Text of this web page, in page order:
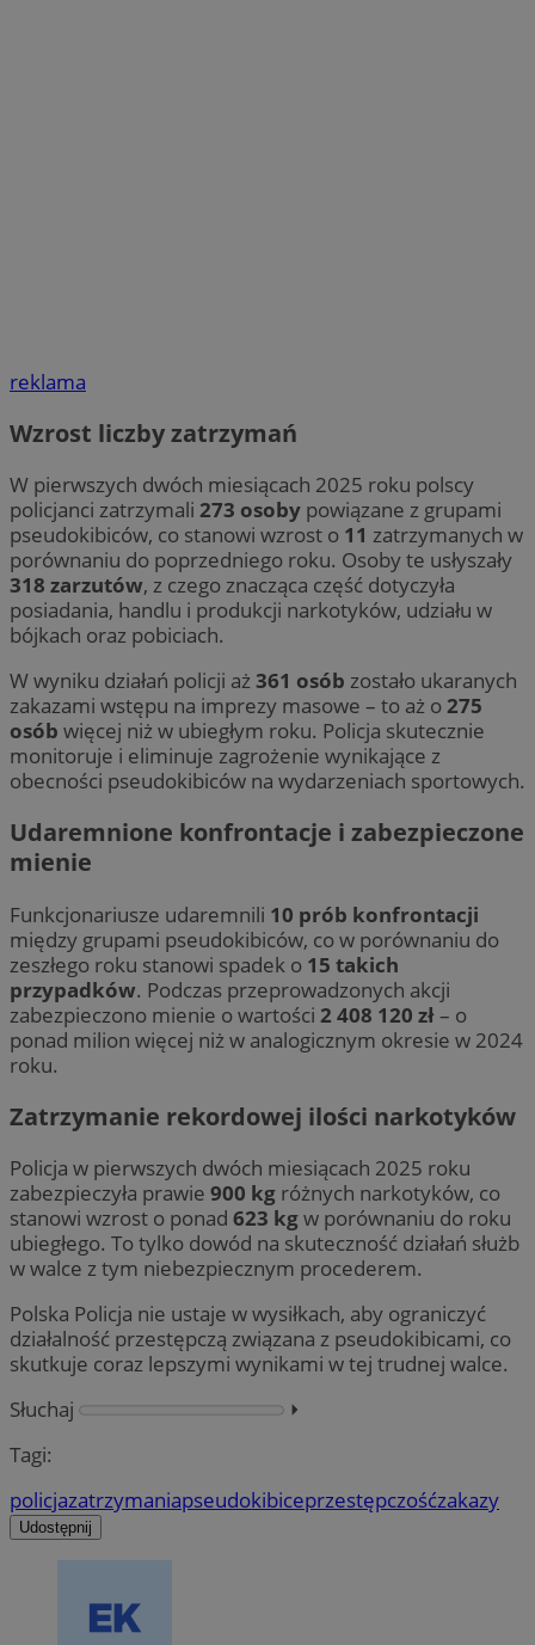
reklama
Wzrost liczby zatrzymań
W pierwszych dwóch miesiącach 2025 roku polscy
policjanci zatrzymali 273 osoby powiązane z grupami
pseudokibiców, co stanowi wzrost o 11 zatrzymanych w
porównaniu do poprzedniego roku. Osoby te usłyszały
318 zarzutów, z czego znacząca część dotyczyła
posiadania, handlu i produkcji narkotyków, udziału w
bójkach oraz pobiciach.
W wyniku działań policji aż361 osób zostało ukaranych
zakazami wstępu na imprezy masowe – to aż o275
osób więcej niż w ubiegłym roku. Policja skutecznie
monitoruje i eliminuje zagrożenie wynikające z
obecności pseudokibiców na wydarzeniach sportowych.
Udaremnione konfrontacje i zabezpieczone
mienie
Funkcjonariusze udaremnili 10 prób konfrontacji
między grupami pseudokibiców, co w porównaniu do
zeszłego roku stanowi spadek o 15 takich
przypadków. Podczas przeprowadzonych akcji
zabezpieczono mienie o wartości 2 408 120 zł– o
ponad milion więcej niż w analogicznym okresie w 2024
roku.
Zatrzymanie rekordowej ilości narkotyków
Policja w pierwszych dwóch miesiącach 2025 roku
zabezpieczyła prawie 900 kg różnych narkotyków, co
stanowi wzrost o ponad 623 kgw porównaniu do roku
ubiegłego. To tylko dowód na skuteczność działań służb
w walce z tym niebezpiecznym procederem.
Polska Policja nie ustaje w wysiłkach, aby ograniczyć
działalność przestępczą związana z pseudokibicami, co
skutkuje coraz lepszymi wynikami w tej trudnej walce.
Słuchaj
⏵︎
Tagi:
policjazatrzymaniapseudokibiceprzestępczośćzakazy
Udostępnij